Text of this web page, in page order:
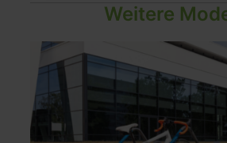
Weitere